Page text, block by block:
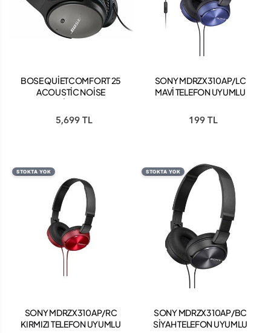
BOSE QUİETCOMFORT 25
ACOUSTİC NOİSE
SİYAH
5,699 TL
SONY MDRZX310AP/LC
MAVİ TELEFON UYUMLU
199 TL
STOKTA YOK
SONY MDRZX310AP/RC
KIRMIZI TELEFON UYUMLU
STOKTA YOK
SONY MDRZX310AP/BC
SİYAH TELEFON UYUMLU